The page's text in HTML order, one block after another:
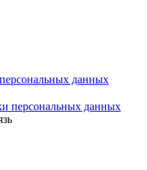
данных
персональных данных